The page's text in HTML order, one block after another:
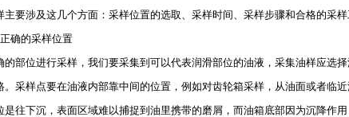
主要涉及这几个方面：采样位置的选取、采样时间、采样步骤和合格的采样
的采样位置
位进行采样，我们要采集到可以代表润滑部位的油液，采集油样应选
。采样点要在油液内部靠中间的位置，例如对齿轮箱采样，从油面或者临
是往下沉，表面区域难以捕捉到油里携带的磨屑，而油箱底部因为沉降作